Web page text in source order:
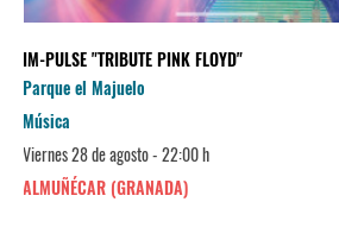
IM-PULSE "TRIBUTE PINK FLOYD"
Parque el Majuelo
Música
Viernes 28 de agosto - 22:00 h
ALMUÑÉCAR (GRANADA)